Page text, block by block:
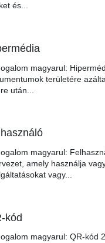
és...
magyarul:
területére
után...
magyarul:
amely használja
vagy...
kód
magyarul: QR-kód